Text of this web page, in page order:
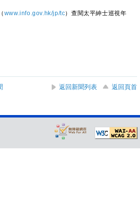
www.info.gov.hk/jp/tc）查閱太平紳士巡視年
返回新聞列表
返回頁首